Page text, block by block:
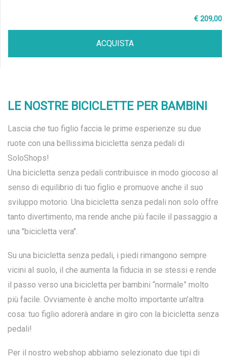
€ 209,00
ACQUISTA
LE NOSTRE BICICLETTE PER BAMBINI
Lascia che tuo figlio faccia le prime esperienze su due
ruote con una bellissima bicicletta senza pedali di
SoloShops!
Una bicicletta senza pedali contribuisce in modo giocoso al
senso di equilibrio di tuo figlio e promuove anche il suo
sviluppo motorio. Una bicicletta senza pedali non solo offre
tanto divertimento, ma rende anche più facile il passaggio a
una "bicicletta vera".
Su una bicicletta senza pedali, i piedi rimangono sempre
vicini al suolo, il che aumenta la fiducia in se stessi e rende
il passo verso una bicicletta per bambini “normale” molto
più facile. Ovviamente è anche molto importante un’altra
cosa: tuo figlio adorerà andare in giro con la bicicletta senza
pedali!
Per il nostro webshop abbiamo selezionato due tipi di